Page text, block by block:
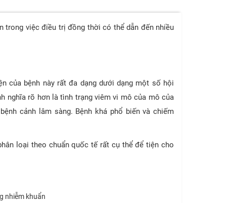
trong việc điều trị đồng thời có thể dẫn đến nhiều
của bệnh này rất đa dạng dưới dạng một số hội
nghĩa rõ hơn là tình trạng viêm vi mô của mô của
cảnh lâm sàng. Bệnh khá phổ biến và chiếm
loại theo chuẩn quốc tế rất cụ thể để tiện cho
nhiễm khuẩn